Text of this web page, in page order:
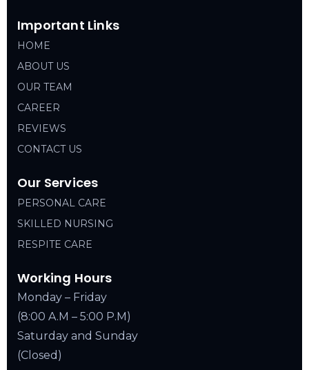
Important Links
HOME
ABOUT US
OUR TEAM
CAREER
REVIEWS
CONTACT US
Our Services
PERSONAL CARE
SKILLED NURSING
RESPITE CARE
Working Hours
Monday – Friday
(8:00 A.M – 5:00 P.M)
Saturday and Sunday
(Closed)